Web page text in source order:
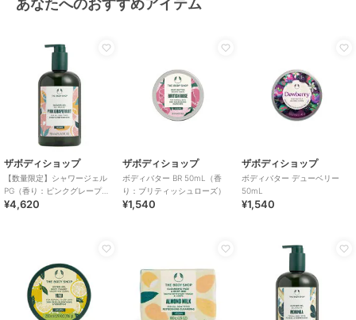
あなたへのおすすめアイテム
ザボディショップ
【数量限定】シャワージェル
PG（香り：ピンクグレープフ
ルーツ） 750mL
¥4,620
ザボディショップ
ボディバター BR 50mL（香
り：ブリティッシュローズ）
¥1,540
ザボディショップ
ボディバター デューベリー
50mL
¥1,540